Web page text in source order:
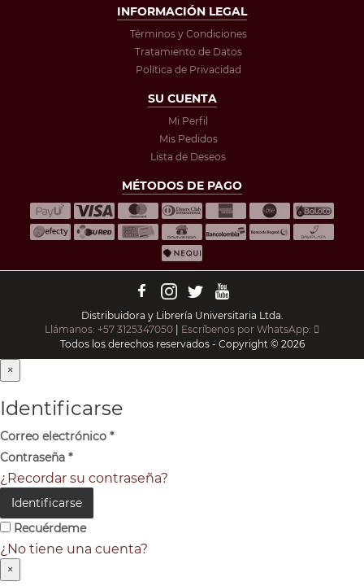
INFORMACIÓN LEGAL
Términos y Condiciones
Tratamiento de Datos
Política de Privacidad
SU CUENTA
Mi Perfil
Mis Pedidos
Lista de Deseos
MÉTODOS DE PAGO
Distribuidora y Librería Universitaria Ltda.
Llámanos: +57 3125347050 | Escríbenos por WhatsApp:
Todos los derechos reservados - Copyright © 2026
×
Identificarse
Correo electrónico *
Contraseña *
¿Recordar su contraseña?
Identificarse
Recuérdeme
¿No tiene una cuenta?
×